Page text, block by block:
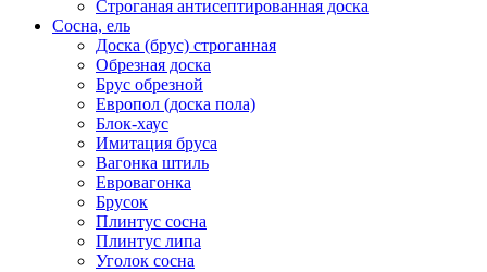
Строганая антисептированная доска
Сосна, ель
Доска (брус) строганная
Обрезная доска
Брус обрезной
Европол (доска пола)
Блок-хаус
Имитация бруса
Вагонка штиль
Евровагонка
Брусок
Плинтус сосна
Плинтус липа
Уголок сосна